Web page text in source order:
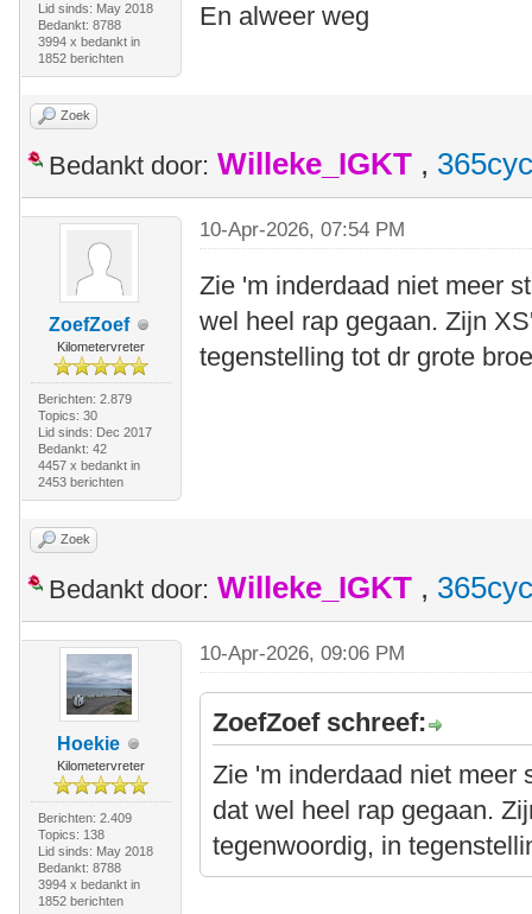
Lid sinds: May 2018
Bedankt: 8788
3994 x bedankt in
1852 berichten
En alweer weg
Zoek
Bedankt door: Willeke_IGKT ,
ZoefZoef
Kilometervreter
Berichten: 2.879
Topics: 30
Lid sinds: Dec 2017
Bedankt: 42
4457 x bedankt in
2453 berichten
10-Apr-2026, 07:54 PM
Zie 'm inderdaad niet meer
wel heel rap gegaan. Zijn
tegenstelling tot dr grote
Zoek
Bedankt door: Willeke_IGKT ,
Hoekie
Kilometervreter
Berichten: 2.409
Topics: 138
Lid sinds: May 2018
Bedankt: 8788
3994 x bedankt in
1852 berichten
10-Apr-2026, 09:06 PM
ZoefZoef schreef:
Zie 'm inderdaad niet meer
dat wel heel rap gegaan.
tegenwoordig, in